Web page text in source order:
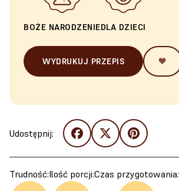
BOŻE NARODZENIEDLA DZIECI
WYDRUKUJ PRZEPIS 🧡
Udostępnij:
Trudność:Ilość porcji:Czas przygotowania: